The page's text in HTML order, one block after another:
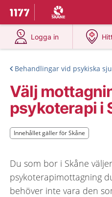
Till startsidan för 1177
Du har valt region
Logga in
på 1177.se
Behandlingar vid psykiska
Välj
psykoterapi i
Innehållet gäller för Skåne
Innehållet gäller för Skåne
Du som bor i Skåne
psykoterapimottagning
behöver inte vara den